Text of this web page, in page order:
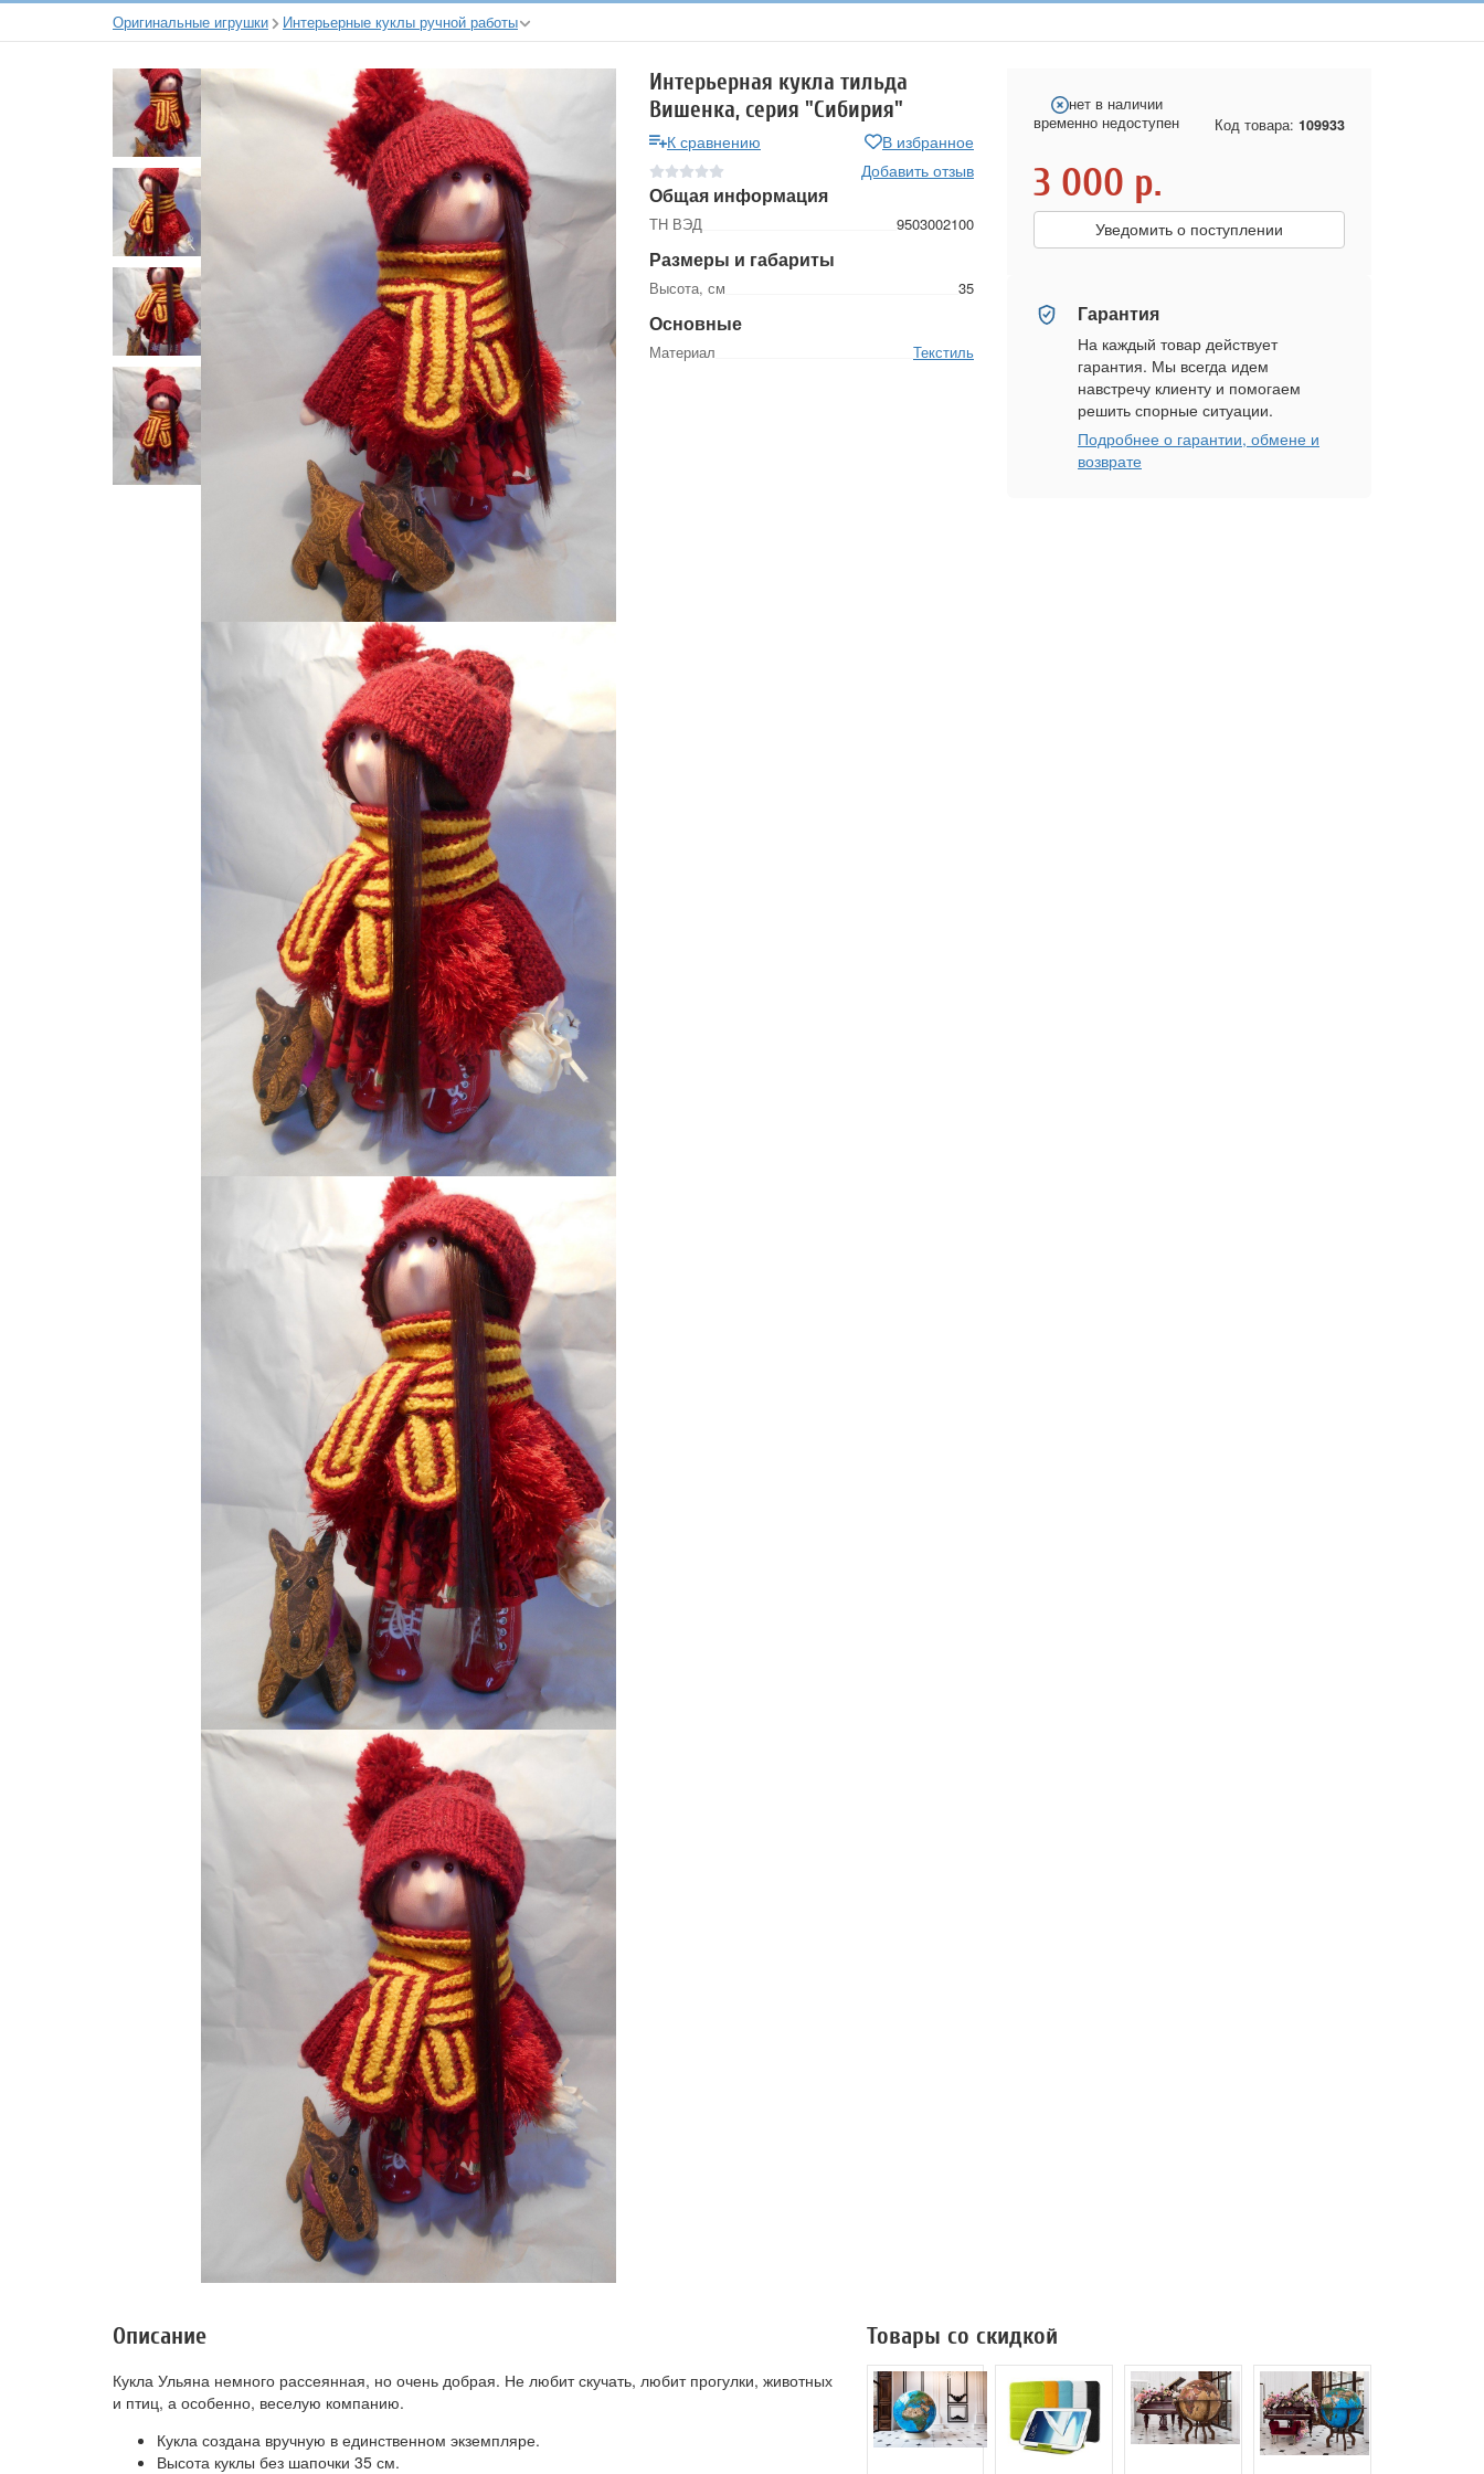
Оригинальные игрушки Интерьерные куклы ручной работы
Интерьерная кукла тильда
Вишенка, серия "Сибирия"
К сравнению
В избранное
Добавить отзыв
Общая информация
ТН ВЭД 9503002100
Размеры и габариты
Высота, см 35
Основные
Материал Текстиль
нет в наличии
временно недоступен
Код товара: 109933
3 000 р.
Уведомить о поступлении
Гарантия
На каждый товар действует
гарантия. Мы всегда идем
навстречу клиенту и помогаем
решить спорные ситуации.
Подробнее о гарантии, обмене и
возврате
Описание
Кукла Ульяна немного рассеянная, но очень добрая. Не любит скучать, любит прогулки, животных
и птиц, а особенно, веселую компанию.
Кукла создана вручную в единственном экземпляре.
Высота куклы без шапочки 35 см.
Товары со скидкой